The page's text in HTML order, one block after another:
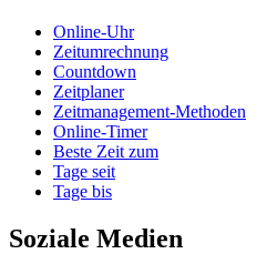
Online-Uhr
Zeitumrechnung
Countdown
Zeitplaner
Zeitmanagement-Methoden
Online-Timer
Beste Zeit zum
Tage seit
Tage bis
Soziale Medien